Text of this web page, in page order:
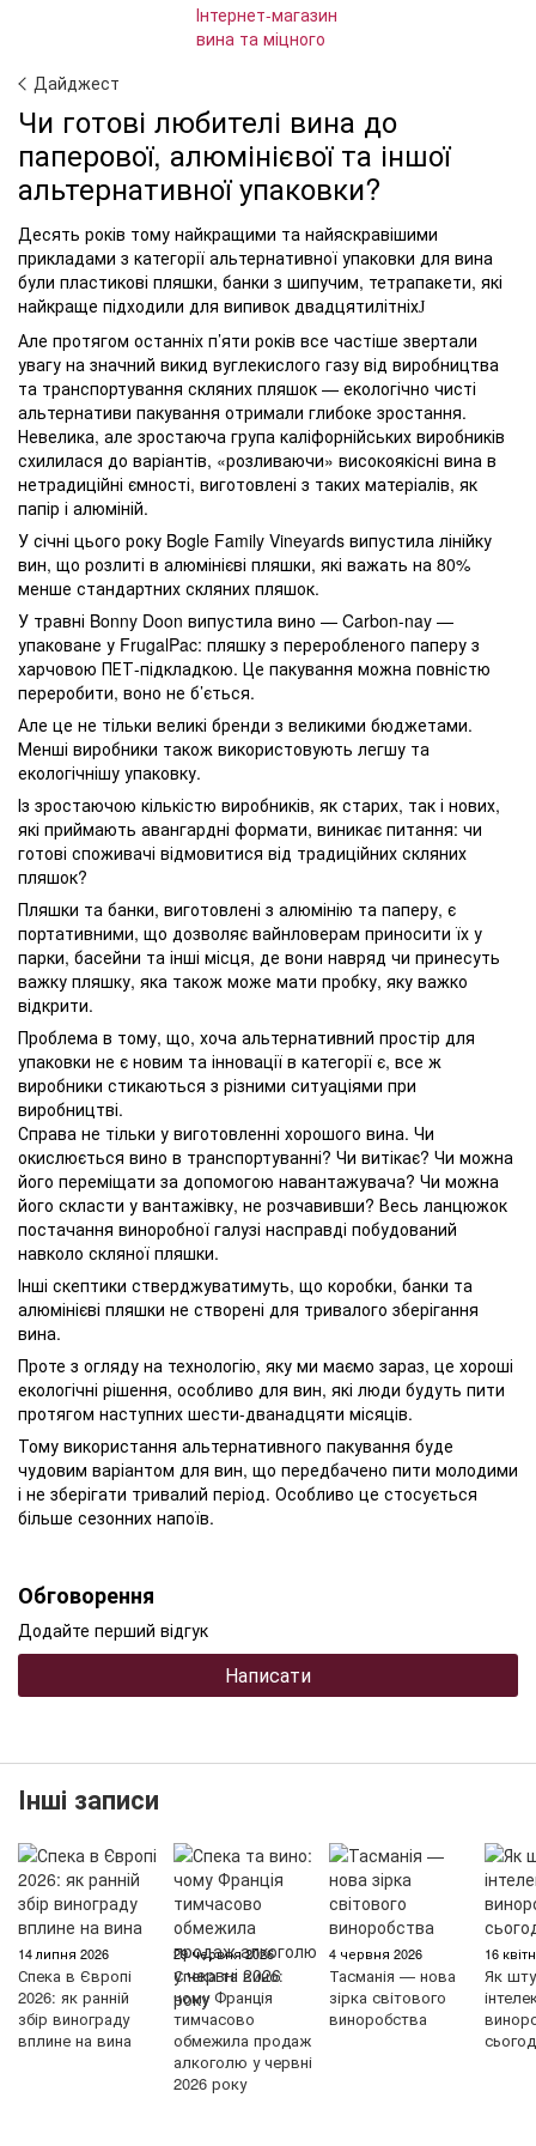
Дайджест
Чи готові любителі вина до
паперової, алюмінієвої та іншої
альтернативної упаковки?
Десять років тому найкращими та найяскравішими
прикладами з категорії альтернативної упаковки для вина
були пластикові пляшки, банки з шипучим, тетрапакети, які
найкраще підходили для випивок двадцятилітніхJ
Але протягом останніх п’яти років все частіше звертали
увагу на значний викид вуглекислого газу від виробництва
та транспортування скляних пляшок — екологічно чисті
альтернативи пакування отримали глибоке зростання.
Невелика, але зростаюча група каліфорнійських виробників
схилилася до варіантів, «розливаючи» високоякісні вина в
нетрадиційні ємності, виготовлені з таких матеріалів, як
папір і алюміній.
У січні цього року Bogle Family Vineyards випустила лінійку
вин, що розлиті в алюмінієві пляшки, які важать на 80%
менше стандартних скляних пляшок.
У травні Bonny Doon випустила вино — Carbon-nay —
упаковане у FrugalPac: пляшку з переробленого паперу з
харчовою ПЕТ-підкладкою. Це пакування можна повністю
переробити, воно не б’ється.
Але це не тільки великі бренди з великими бюджетами.
Менші виробники також використовують легшу та
екологічнішу упаковку.
Із зростаючою кількістю виробників, як старих, так і нових,
які приймають авангардні формати, виникає питання: чи
готові споживачі відмовитися від традиційних скляних
пляшок?
Пляшки та банки, виготовлені з алюмінію та паперу, є
портативними, що дозволяє вайнловерам приносити їх у
парки, басейни та інші місця, де вони навряд чи принесуть
важку пляшку, яка також може мати пробку, яку важко
відкрити.
Проблема в тому, що, хоча альтернативний простір для
упаковки не є новим та інновації в категорії є, все ж
виробники стикаються з різними ситуаціями при
виробництві.
Справа не тільки у виготовленні хорошого вина. Чи
окислюється вино в транспортуванні? Чи витікає? Чи можна
його переміщати за допомогою навантажувача? Чи можна
його скласти у вантажівку, не розчавивши? Весь ланцюжок
постачання виноробної галузі насправді побудований
навколо скляної пляшки.
Інші скептики стверджуватимуть, що коробки, банки та
алюмінієві пляшки не створені для тривалого зберігання
вина.
Проте з огляду на технологію, яку ми маємо зараз, це хороші
екологічні рішення, особливо для вин, які люди будуть пити
протягом наступних шести-дванадцяти місяців.
Тому використання альтернативного пакування буде
чудовим варіантом для вин, що передбачено пити молодими
і не зберігати тривалий період. Особливо це стосується
більше сезонних напоїв.
Обговорення
Додайте перший відгук
Написати
Інші записи
14 липня 2026
Спека в Європі
2026: як ранній
збір винограду
вплине на вина
29 червня 2026
Спека та вино:
чому Франція
тимчасово
обмежила продаж
алкоголю у червні
2026 року
4 червня 2026
Тасманія — нова
зірка світового
виноробства
16
Як